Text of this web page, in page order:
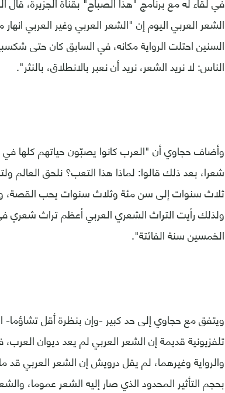
الشعر العربي اليوم إن "الشعر العربي وغير العربي
السنين احتلت الرواية مكانه، في السابق كان حتى
الناس: لا نريد الشعر، نريد أن نعبر بالانطلاق، بالنثر".
وأضاف حجاوي أن "العرب كانوا يصبّون حياتهم كلها في
شعرا، بعد ذلك قالوا: لماذا هذا التعب؟ نلحق
ثلاث سنوات إلى سن مئة وثلاث سنوات يحب القصة،
ولذلك رأيت التراث الشعري العربي أعظم تراث شعري
الخمسين سنة الفائتة".
ويتفق مع حجاوي إلى حد كبير -وإن بنظرة أقل
تلفزيونية قديمة إن الشعر العربي لم يعد ديوان
والرواية وغيرهما، لم يقل درويش إن الشعر العربي
بحجم التأثير المحدود الذي صار إليه الشعر عموما،